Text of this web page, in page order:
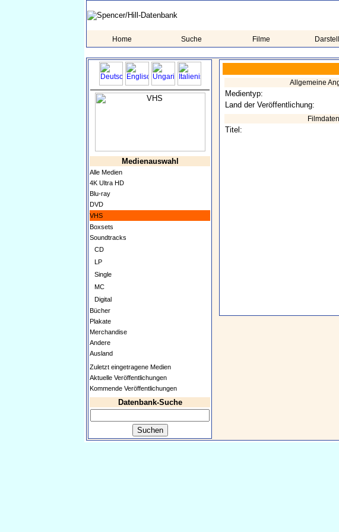
Home Suche Filme
Medienauswahl
Alle Medien
4K Ultra HD
Blu-ray
DVD
VHS
Boxsets
Soundtracks
CD
LP
Single
MC
Digital
Bücher
Plakate
Merchandise
Andere
Ausland
Zuletzt eingetragene Medien
Aktuelle Veröffentlichungen
Kommende Veröffentlichungen
Datenbank-Suche
Allgemeine
Medientyp:
Land der Veröffentlichung:
Filmdaten
Titel: